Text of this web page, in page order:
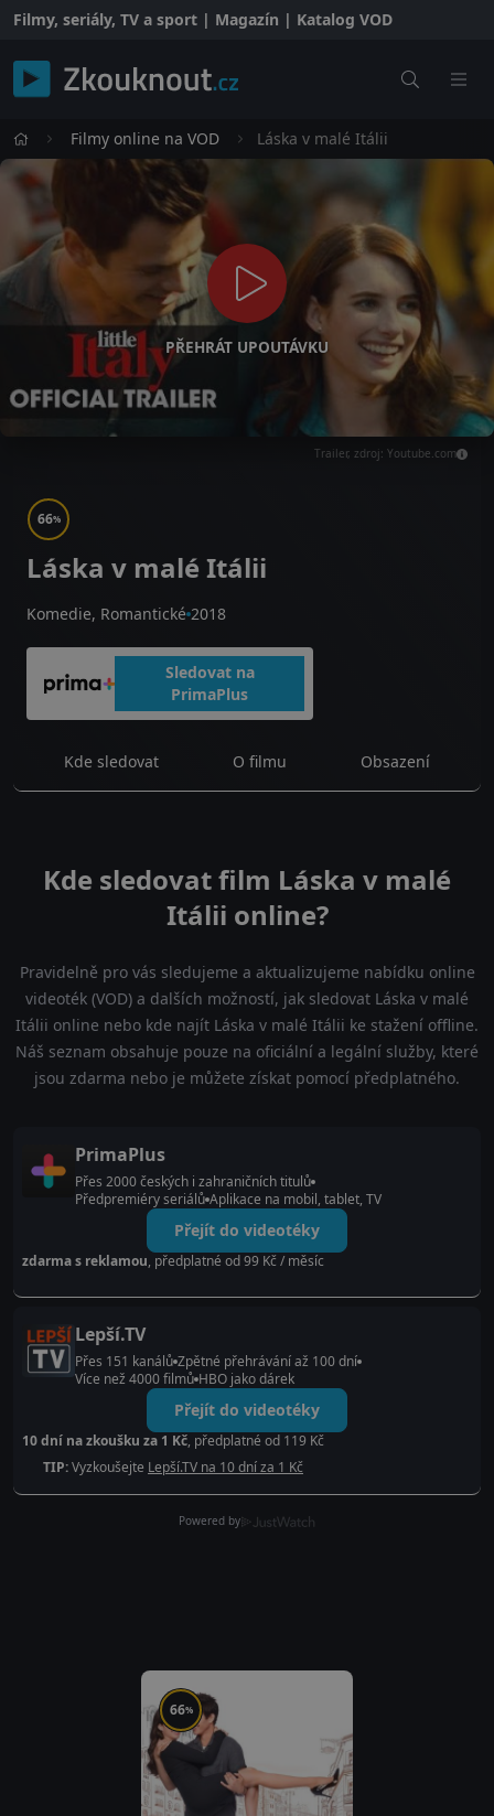
Filmy, seriály, TV a sport | Magazín | Katalog VOD
Filmy online na VOD Láska v malé Itálii
PŘEHRÁT UPOUTÁVKU
Trailer, zdroj: Youtube.com
66%
Láska v malé Itálii
Komedie, Romantické 2018
Sledovat na
PrimaPlus
Kde sledovat O filmu Obsazení
Kde sledovat film Láska v malé
Itálii online?
Pravidelně pro vás sledujeme a aktualizujeme nabídku online
videoték (VOD) a dalších možností, jak sledovat Láska v malé
Itálii online nebo kde najít Láska v malé Itálii ke stažení offline.
Náš seznam obsahuje pouze na oficiální a legální služby, které
jsou zdarma nebo je můžete získat pomocí předplatného.
PrimaPlus
Přes 2000 českých i zahraničních titulů
Předpremiéry seriálů Aplikace na mobil, tablet, TV
Přejít do videotéky
zdarma s reklamou, předplatné od 99 Kč / měsíc
Lepší.TV
Přes 151 kanálů Zpětné přehrávání až 100 dní
Více než 4000 filmů HBO jako dárek
Přejít do videotéky
10 dní na zkoušku za 1 Kč, předplatné od 119 Kč
TIP:Vyzkoušejte Lepší.TV na 10 dní za 1 Kč
Powered by
66%